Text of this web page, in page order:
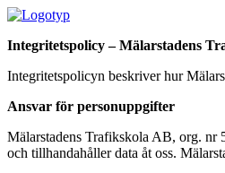
Integritetspolicy – Mälarstadens
Integritetspolicyn beskriver hur
Ansvar för personuppgifter
Mälarstadens Trafikskola AB, org. nr
och tillhandahåller data åt oss.